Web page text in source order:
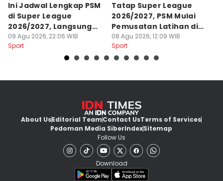
Ini Jadwal Lengkap PSM
di Super League
2026/2027, Langsung
Sengit
09 Agu 2026, 22:06 WIB
Sport
Tatap Super League
2026/2027, PSM Mulai
Pemusatan Latihan di
Jogja
08 Agu 2026, 12:09 WIB
Sport
About UsEditorial TeamContact UsTerms of Services
Pedoman Media SiberIndexSitemap
Follow Us
Download